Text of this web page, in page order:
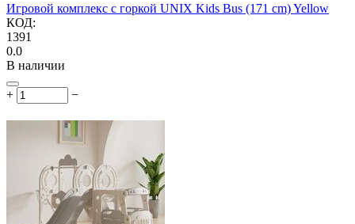
Игровой комплекс с горкой UNIX Kids Bus (171 cm) Yellow
КОД:
1391
0.0
В наличии
+ −